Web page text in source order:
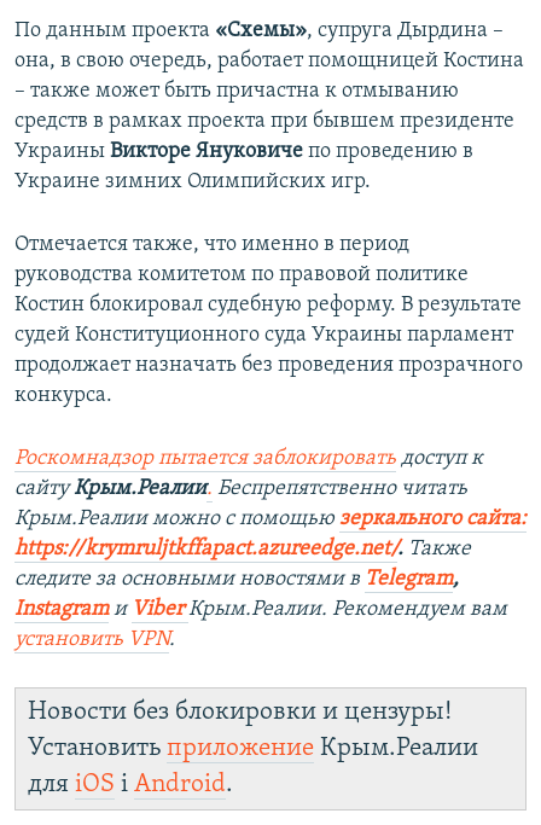
По данным проекта «Схемы», супруга Дырдина –
она, в свою очередь, работает помощницей Костина
– также может быть причастна к отмыванию
средств в рамках проекта при бывшем президенте
Украины Викторе Януковиче по проведению в
Украине зимних Олимпийских игр.
Отмечается также, что именно в период
руководства комитетом по правовой политике
Костин блокировал судебную реформу. В результате
судей Конституционного суда Украины парламент
продолжает назначать без проведения прозрачного
конкурса.
Роскомнадзор пытается заблокировать доступ к
сайтуКрым.Реалии. Беспрепятственно читать
Крым.Реалии можно с помощью зеркального сайта:
https://krymruljtkffapact.azureedge.net/. Также
следите за основными новостями в Telegram,
Instagramи ViberКрым.Реалии. Рекомендуем вам
установить VPN.
Новости без блокировки и цензуры!
Установить приложение Крым.Реалии
для iOS і Android.